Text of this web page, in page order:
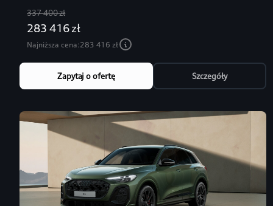
337 400 zł
283 416 zł
Najniższa cena:283 416 zł
Zapytaj o ofertę Szczegóły